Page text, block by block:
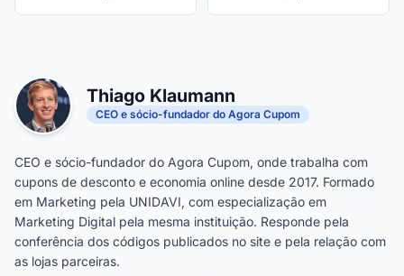
Thiago Klaumann
CEO e sócio-fundador do Agora Cupom
CEO e sócio-fundador do Agora Cupom, onde trabalha com
cupons de desconto e economia online desde 2017. Formado
em Marketing pela UNIDAVI, com especialização em
Marketing Digital pela mesma instituição. Responde pela
conferência dos códigos publicados no site e pela relação com
as lojas parceiras.